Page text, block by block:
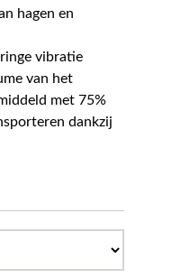
hagen en
vibratie
van het
met 75%
dankzij